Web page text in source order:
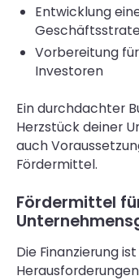
Entwicklung
Vorbereitung
Investoren
Ein durchdachter
Herzstück deiner
auch
Fördermittel.
Fördermittel
Die Finanzierung